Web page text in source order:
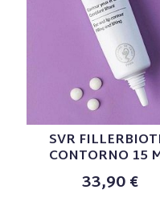
SVR
CONTORNO 15
33,90 €